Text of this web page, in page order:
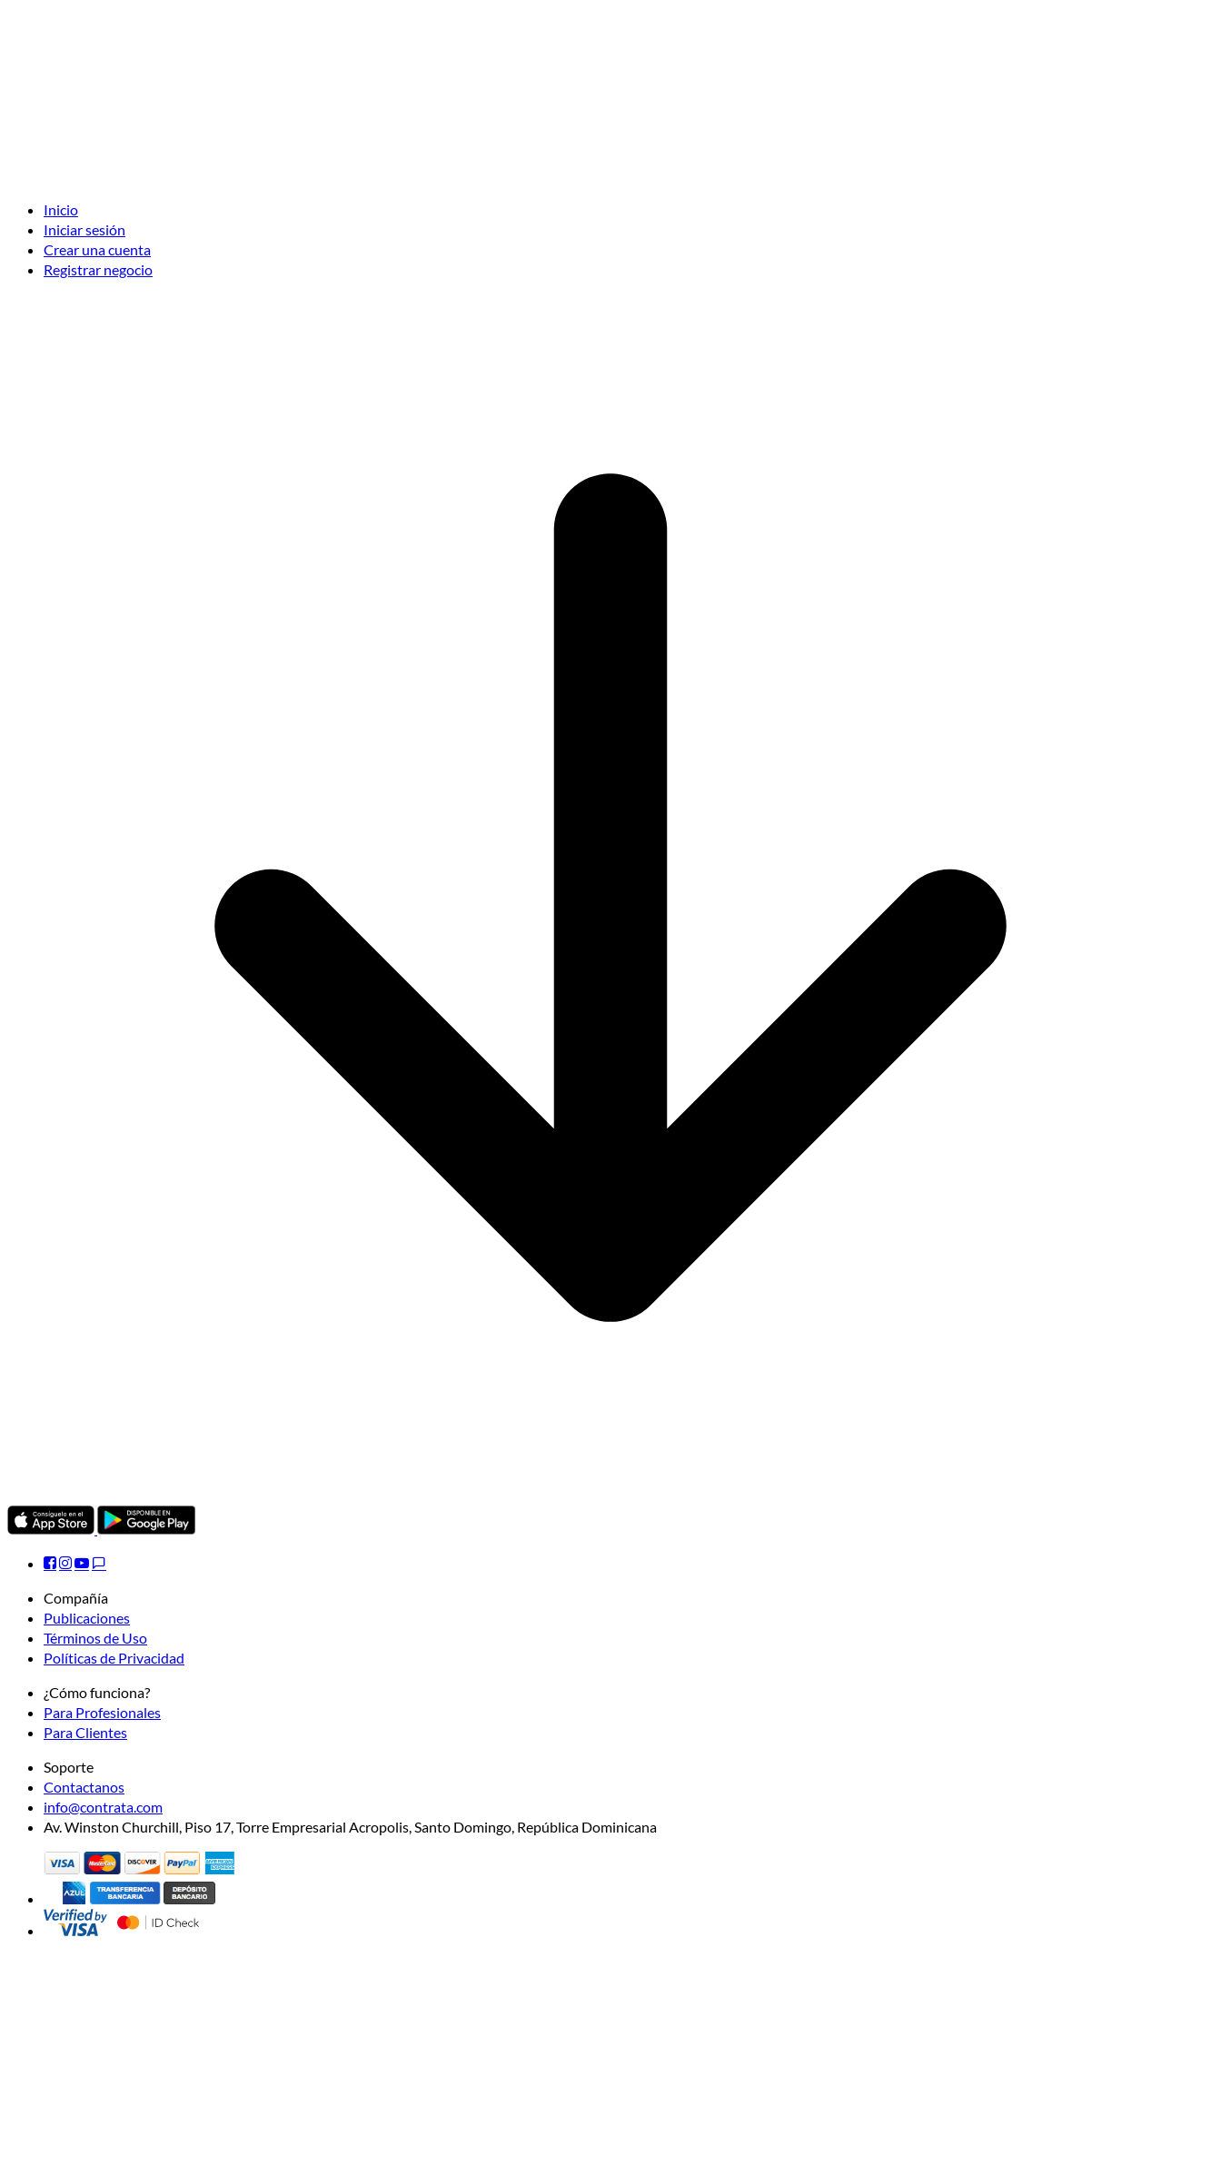
Inicio
Iniciar sesión
Crear una cuenta
Registrar negocio
Compañía
Publicaciones
Términos de Uso
Políticas de Privacidad
¿Cómo funciona?
Para Profesionales
Para Clientes
Soporte
Contactanos
info@contrata.com
Av. Winston Churchill, Piso 17, Torre Empresarial Acropolis, Santo Domingo, República Dominicana